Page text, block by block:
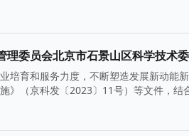
培育和服务力度，不断塑造发展新动能
》（京科发〔2023〕11号）等文件，